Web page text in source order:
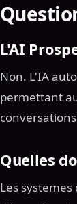
L'AI
Non. L'IA
permettant
Quelles
Les